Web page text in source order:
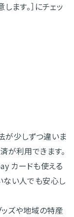
ます。］にチェッ
が少しずつ違いま
が利用できます。
カードも使える
ない人でも安心し
ズや地域の特産